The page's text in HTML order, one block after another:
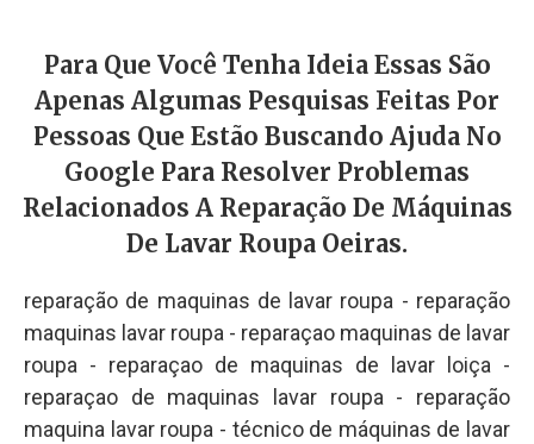
Para Que Você Tenha Ideia Essas São
Apenas Algumas Pesquisas Feitas Por
Pessoas Que Estão Buscando Ajuda No
Google Para Resolver Problemas
Relacionados A Reparação De Máquinas
De Lavar Roupa Oeiras.
reparação de maquinas de lavar roupa - reparação
maquinas lavar roupa - reparaçao maquinas de lavar
roupa - reparaçao de maquinas de lavar loiça -
reparaçao de maquinas lavar roupa - reparação
maquina lavar roupa - técnico de máquinas de lavar